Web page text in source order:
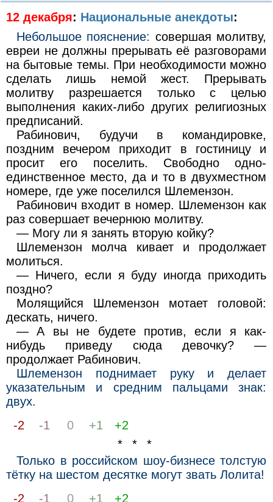
12 декабря: Национальные анекдоты:
Небольшое пояснение: совершая молитву,
евреи не должны прерывать её разговорами
на бытовые темы. При необходимости можно
сделать лишь немой жест. Прерывать
молитву разрешается только с целью
выполнения каких-либо других религиозных
предписаний.
Рабинович, будучи в командировке,
поздним вечером приходит в гостиницу и
просит его поселить. Свободно одно-
единственное место, да и то в двухместном
номере, где уже поселился Шлемензон.
Рабинович входит в номер. Шлемензон как
раз совершает вечернюю молитву.
— Могу ли я занять вторую койку?
Шлемензон молча кивает и продолжает
молиться.
— Ничего, если я буду иногда приходить
поздно?
Молящийся Шлемензон мотает головой:
дескать, ничего.
— А вы не будете против, если я как-
нибудь приведу сюда девочку? —
продолжает Рабинович.
Шлемензон поднимает руку и делает
указательным и средним пальцами знак:
двух.
-2
-1 0 +1
+2
* * *
Только в российском шоу-бизнесе толстую
тётку на шестом десятке могут звать Лолита!
-2
-1 0 +1 +2